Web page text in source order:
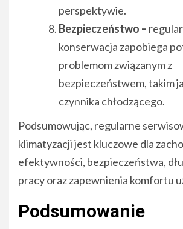
perspektywie.
Bezpieczeństwo –
konserwacja zapobiega
problemom związanym z
bezpieczeństwem, takim
czynnika chłodzącego.
Podsumowując, regularne
klimatyzacji jest kluczowe dla
efektywności, bezpieczeństwa,
pracy oraz zapewnienia komfortu
Podsumowanie